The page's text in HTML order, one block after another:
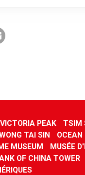
VICTORIA PEAK TSIM
TAI SIN OCEAN
MUSEUM MUSÉE
OF CHINA TOWER